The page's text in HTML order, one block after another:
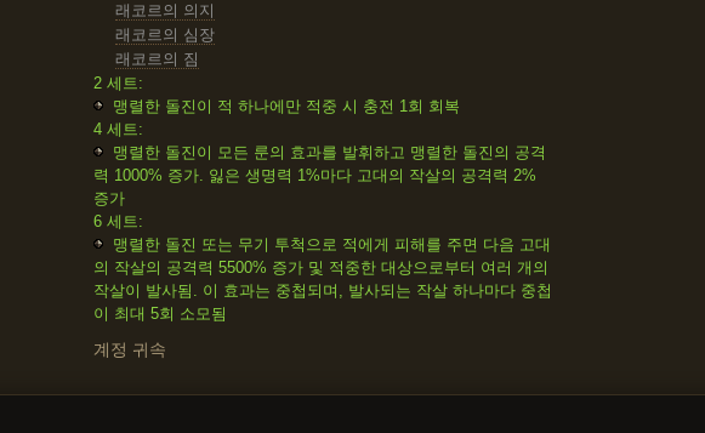
래코르의 의지
래코르의 심장
래코르의 짐
2 세트:
맹렬한 돌진이 적 하나에만 적중 시 충전 1회 회복
4 세트:
맹렬한 돌진이 모든 룬의 효과를 발휘하고 맹렬한 돌진의 공격
력 1000% 증가. 잃은 생명력 1%마다 고대의 작살의 공격력 2%
증가
6 세트:
맹렬한 돌진 또는 무기 투척으로 적에게 피해를 주면 다음 고대
의 작살의 공격력 5500% 증가 및 적중한 대상으로부터 여러 개의
작살이 발사됨. 이 효과는 중첩되며, 발사되는 작살 하나마다 중첩
이 최대 5회 소모됨
계정 귀속